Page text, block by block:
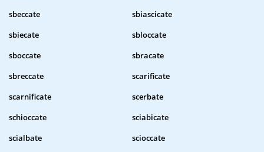
sbeccate
sbiascicate
sbiecate
sbloccate
sboccate
sbracate
sbreccate
scarificate
scarnificate
scerbate
schioccate
sciabicate
scialbate
scioccate